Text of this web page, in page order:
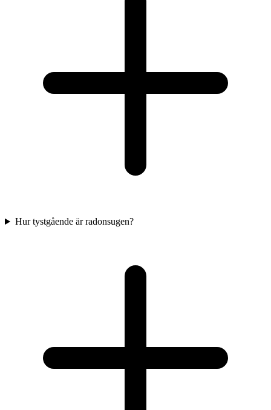
Hur tystgående är radonsugen?